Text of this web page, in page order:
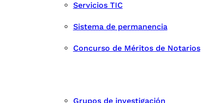
Servicios TIC
Sistema de permanencia
Concurso de Méritos de Notarios
Grupos de investigación